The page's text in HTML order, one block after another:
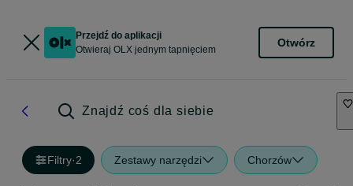
Przejdź do aplikacji
Otwieraj OLX jednym tapnięciem
Otwórz
Znajdź coś dla siebie
Filtry·2 Zestawy narzędzi Chorzów